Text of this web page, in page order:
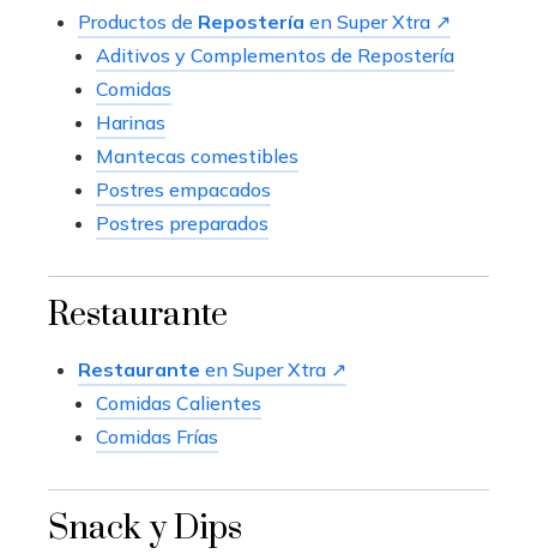
Productos de Repostería en Super Xtra ↗
Aditivos y Complementos de Repostería
Comidas
Harinas
Mantecas comestibles
Postres empacados
Postres preparados
Restaurante
Restaurante en Super Xtra ↗
Comidas Calientes
Comidas Frías
Snack y Dips